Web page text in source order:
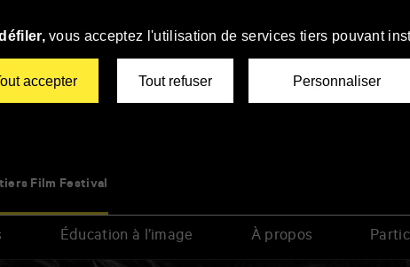
Film Festival
Éducation à l’image À propos
vous acceptez l'utilisation de services tiers pouvant
accepter Tout refuser Personnaliser